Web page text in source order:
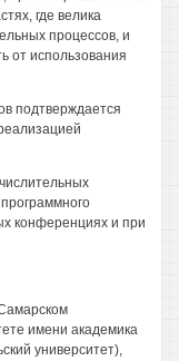
где велика
процессов, и
от использования
подтверждается
конференциях и при
имени академика
университет),